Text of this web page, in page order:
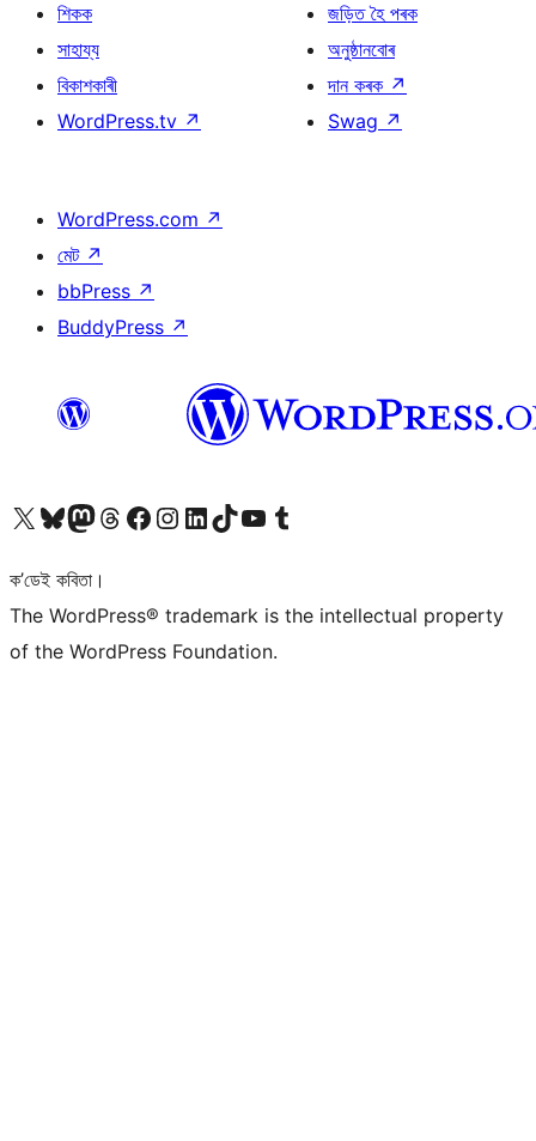
শিকক
সাহায্য
বিকাশকাৰী
WordPress.tv ↗
জড়িত হৈ পৰক
অনুষ্ঠানবোৰ
দান কৰক ↗
Swag ↗
WordPress.com ↗
মেট ↗
bbPress ↗
BuddyPress ↗
আমাৰ X (আগৰ Twitter) একাউণ্টলৈ যাওকআমাৰ Bluesky একাউণ্টলৈ যাওকআমাৰ Mastodon একাউণ্টলৈ যাওকআমাৰ Threads একাউণ্টলৈ যাওকআমাৰ Facebook পৃষ্ঠালৈ যাওকআমাৰ Instagram একাউণ্টলৈ যাওকআমাৰ LinkedIn একাউণ্টলৈ যাওকআমাৰ TikTok একাউণ্টলৈ যাওকআমাৰ YouTube চেনেললৈ যাওকআমাৰ Tumblr একাউণ্টলৈ যাওক
ক’ডেই কবিতা।
The WordPress® trademark is the intellectual property
of the WordPress Foundation.